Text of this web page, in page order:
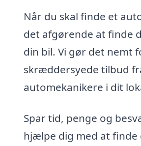
Når du skal finde et
det afgørende at finde
din bil. Vi gør det nemt
skræddersyede tilbud
automekanikere i dit
Spar tid, penge og
hjælpe dig med at finde